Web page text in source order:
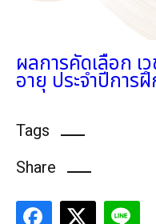
ผลการคัดเลือก เ
อายุ ประจำปีการ
Tags
Share